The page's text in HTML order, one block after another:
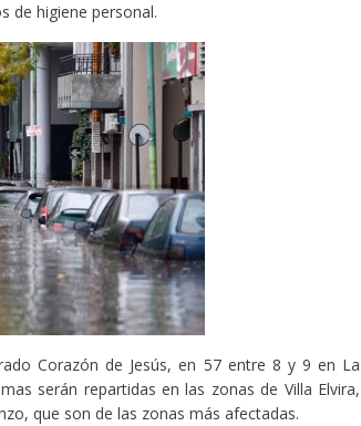
de higiene personal.
Corazón de Jesús, en 57 entre 8 y 9 en La
serán repartidas en las zonas de Villa Elvira,
que son de las zonas más afectadas.